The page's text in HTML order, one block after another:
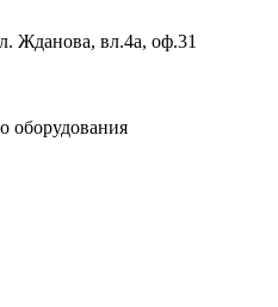
Жданова, вл.4а, оф.31
оборудования